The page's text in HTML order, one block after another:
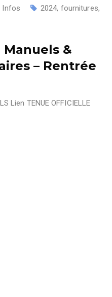
Infos 2024, fournitures,
&
– Rentrée
Lien TENUE OFFICIELLE